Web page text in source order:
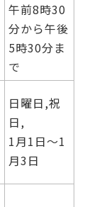
午前8時30
分から午後
5時30分ま
で
日曜日,祝
日,
1月1日～1
月3日